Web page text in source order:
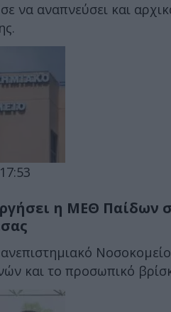
να αναπνεύσει και
17:53
η ΜΕΘ Παίδων
Νοσοκομείο
και το προσωπικό